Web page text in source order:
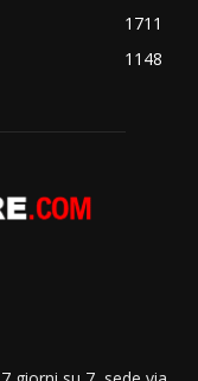
1711
1148